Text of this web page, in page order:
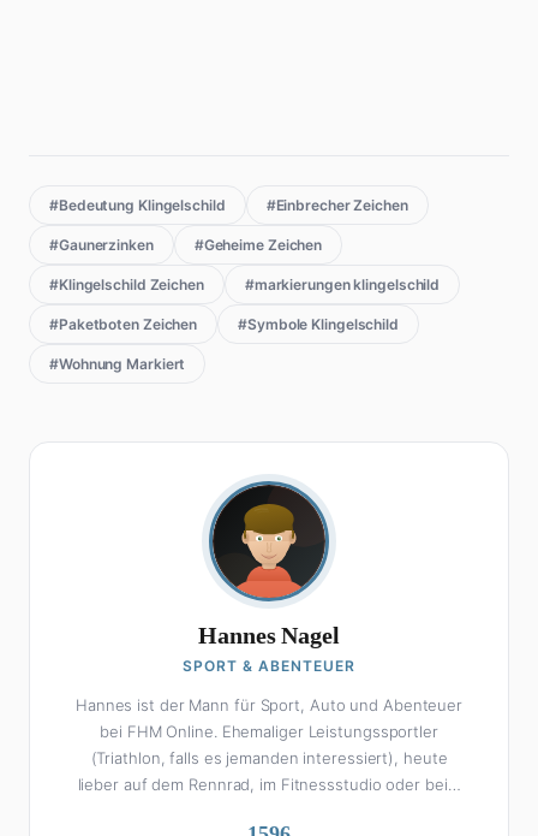
#Bedeutung Klingelschild #Einbrecher Zeichen
#Gaunerzinken #Geheime Zeichen
#Klingelschild Zeichen #markierungen klingelschild
#Paketboten Zeichen #Symbole Klingelschild
#Wohnung Markiert
Hannes Nagel
SPORT & ABENTEUER
Hannes ist der Mann für Sport, Auto und Abenteuer
bei FHM Online. Ehemaliger Leistungssportler
(Triathlon, falls es jemanden interessiert), heute
lieber auf dem Rennrad, im Fitnessstudio oder beim